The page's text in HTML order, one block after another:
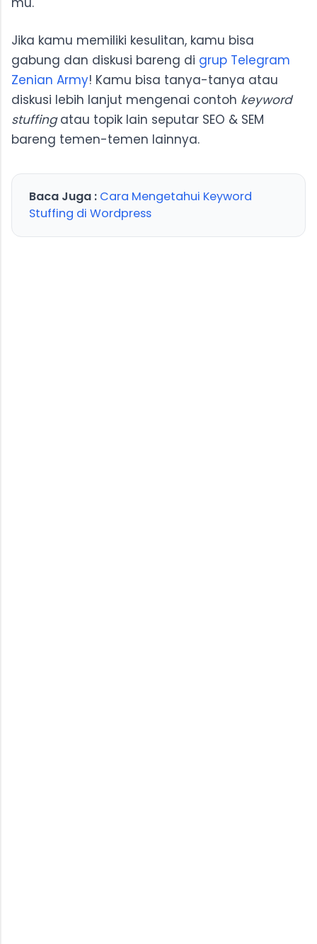
Jika kamu memiliki kesulitan, kamu bisa
gabung dan diskusi bareng di grup Telegram
Zenian Army! Kamu bisa tanya-tanya atau
diskusi lebih lanjut mengenai contoh keyword
stuffingatau topik lain seputar SEO & SEM
bareng temen-temen lainnya.
Baca Juga : Cara Mengetahui Keyword
Stuffing di Wordpress